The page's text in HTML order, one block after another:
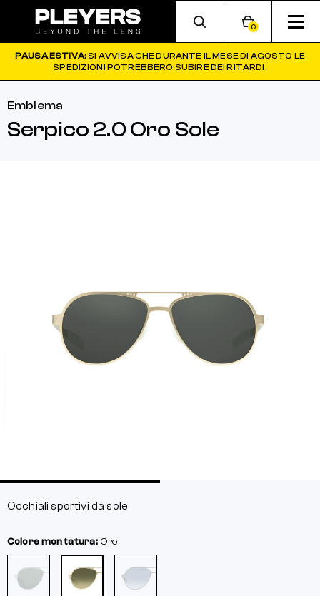
0
PAUSA ESTIVA:SI AVVISA CHE DURANTE IL MESE DI AGOSTO LE
SPEDIZIONI POTREBBERO SUBIRE DEI RITARDI.
Emblema
Serpico 2.0 Oro Sole
Occhiali sportivi da sole
Colore montatura: Oro